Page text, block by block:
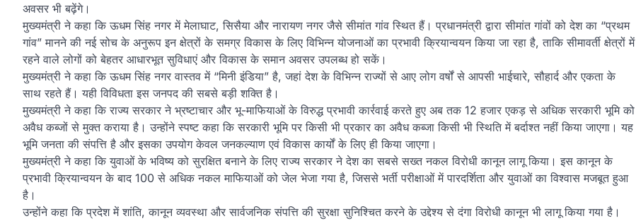
अवसर भी बढ़ेंगे।
मुख्यमंत्री ने कहा कि ऊधम सिंह नगर में मेलाघाट, सिसैया और नारायण नगर जैसे सीमांत गांव स्थित हैं। प्रधानमंत्री द्वारा सीमांत गांवों को देश का “प्रथम
गांव” मानने की नई सोच के अनुरूप इन क्षेत्रों के समग्र विकास के लिए विभिन्न योजनाओं का प्रभावी क्रियान्वयन किया जा रहा है, ताकि सीमावर्ती क्षेत्रों में
रहने वाले लोगों को बेहतर आधारभूत सुविधाएं और विकास के समान अवसर उपलब्ध हो सकें।
मुख्यमंत्री ने कहा कि ऊधम सिंह नगर वास्तव में “मिनी इंडिया” है, जहां देश के विभिन्न राज्यों से आए लोग वर्षों से आपसी भाईचारे, सौहार्द और एकता के
साथ रहते हैं। यही विविधता इस जनपद की सबसे बड़ी शक्ति है।
मुख्यमंत्री ने कहा कि राज्य सरकार ने भ्रष्टाचार और भू-माफियाओं के विरुद्ध प्रभावी कार्रवाई करते हुए अब तक 12 हजार एकड़ से अधिक सरकारी भूमि को
अवैध कब्जों से मुक्त कराया है। उन्होंने स्पष्ट कहा कि सरकारी भूमि पर किसी भी प्रकार का अवैध कब्जा किसी भी स्थिति में बर्दाश्त नहीं किया जाएगा। यह
भूमि जनता की संपत्ति है और इसका उपयोग केवल जनकल्याण एवं विकास कार्यों के लिए ही किया जाएगा।
मुख्यमंत्री ने कहा कि युवाओं के भविष्य को सुरक्षित बनाने के लिए राज्य सरकार ने देश का सबसे सख्त नकल विरोधी कानून लागू किया। इस कानून के
प्रभावी क्रियान्वयन के बाद 100 से अधिक नकल माफियाओं को जेल भेजा गया है, जिससे भर्ती परीक्षाओं में पारदर्शिता और युवाओं का विश्वास मजबूत हुआ
है।
उन्होंने कहा कि प्रदेश में शांति, कानून व्यवस्था और सार्वजनिक संपत्ति की सुरक्षा सुनिश्चित करने के उद्देश्य से दंगा विरोधी कानून भी लागू किया गया है।